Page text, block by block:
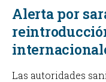
Alerta por
Las autoridades